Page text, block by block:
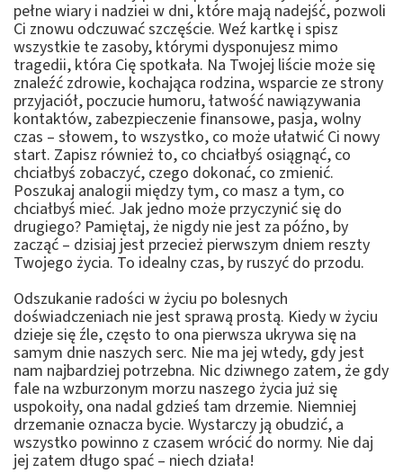
pełne wiary i nadziei w dni, które mają nadejść, pozwoli
Ci znowu odczuwać szczęście. Weź kartkę i spisz
wszystkie te zasoby, którymi dysponujesz mimo
tragedii, która Cię spotkała. Na Twojej liście może się
znaleźć zdrowie, kochająca rodzina, wsparcie ze strony
przyjaciół, poczucie humoru, łatwość nawiązywania
kontaktów, zabezpieczenie finansowe, pasja, wolny
czas – słowem, to wszystko, co może ułatwić Ci nowy
start. Zapisz również to, co chciałbyś osiągnąć, co
chciałbyś zobaczyć, czego dokonać, co zmienić.
Poszukaj analogii między tym, co masz a tym, co
chciałbyś mieć. Jak jedno może przyczynić się do
drugiego? Pamiętaj, że nigdy nie jest za późno, by
zacząć – dzisiaj jest przecież pierwszym dniem reszty
Twojego życia. To idealny czas, by ruszyć do przodu.
Odszukanie radości w życiu po bolesnych
doświadczeniach nie jest sprawą prostą. Kiedy w życiu
dzieje się źle, często to ona pierwsza ukrywa się na
samym dnie naszych serc. Nie ma jej wtedy, gdy jest
nam najbardziej potrzebna. Nic dziwnego zatem, że gdy
fale na wzburzonym morzu naszego życia już się
uspokoiły, ona nadal gdzieś tam drzemie. Niemniej
drzemanie oznacza bycie. Wystarczy ją obudzić, a
wszystko powinno z czasem wrócić do normy. Nie daj
jej zatem długo spać – niech działa!